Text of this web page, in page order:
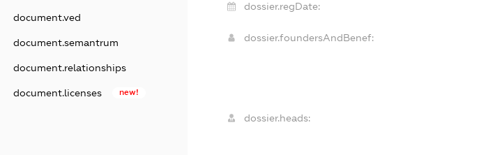
document.ved
document.semantrum
document.relationships
document.licenses new!
dossier.regDate:
dossier.foundersAndBenef:
dossier.heads: